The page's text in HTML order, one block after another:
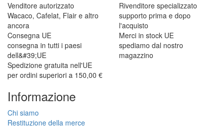
Venditore autorizzato
Wacaco, Cafelat, Flair e altro
ancora
Rivenditore specializzato
supporto prima e dopo
l'acquisto
Consegna UE
consegna in tutti i paesi
dell&#39;UE
Merci in stock UE
spediamo dal nostro
magazzino
Spedizione gratuita nell'UE
per ordini superiori a 150,00 €
Informazione
Chi siamo
Restituzione della merce